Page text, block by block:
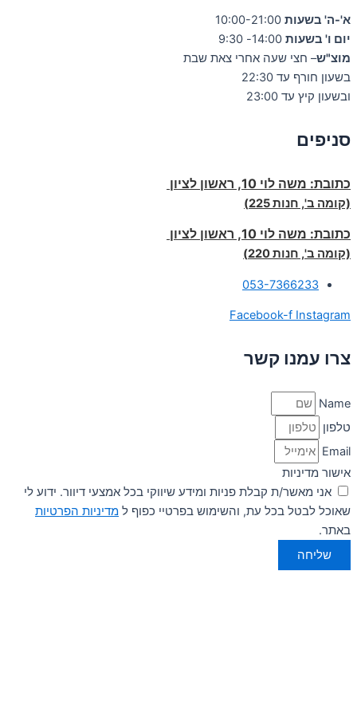
א'-ה' בשעות
יום ו' בשעות
מוצ"ש– חצי שעה אחרי צאת שבת
בשעון חורף עד 22:30
ובשעון קיץ עד 23:00
סניפים
כתובת: משה לוי 10, ראשון לציון
(קומה ב', חנות 225)
כתובת: משה לוי 10, ראשון לציון
(קומה ב', חנות 220)
053-7366233
Facebook-f Instagram
צרו עמנו קשר
Name
טלפון
Email
אישור מדיניות
אני מאשר/ת קבלת פניות ומידע שיווקי בכל אמצעי דיוור. ידוע לי
שאוכל לבטל בכל עת, והשימוש בפרטיי כפוף ל מדיניות הפרטיות
באתר.
שליחה